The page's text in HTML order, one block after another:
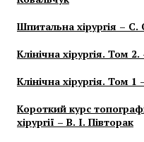
Шпитальна хірургія – С.
Клінічна хірургія. Том
Клінічна хірургія. Том
Короткий курс
хірургії – В. І. Півторак